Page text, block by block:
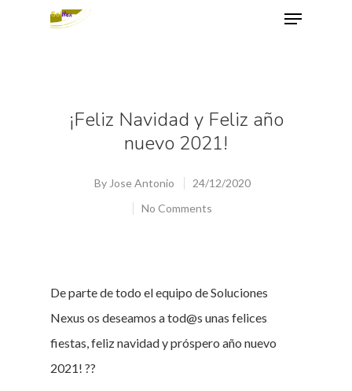
¡Feliz Navidad y Feliz año
nuevo 2021!
By Jose Antonio
24/12/2020
No Comments
De parte de todo el equipo de Soluciones
Nexus os deseamos a tod@s unas felices
fiestas, feliz navidad y próspero año nuevo
2021! ??